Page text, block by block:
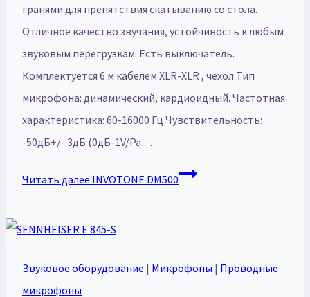
гранями для препятствия скатыванию со стола.
Отличное качество звучания, устойчивость к любым
звуковым перегрузкам. Есть выключатель.
Комплектуется 6 м кабелем XLR-XLR , чехол Тип
микрофона: динамический, кардиоидный. Частотная
характеристика: 60-16000 Гц Чувствительность:
-50дБ+/- 3дБ (0дБ-1V/Pa…
Читать далее INVOTONE DM500
Звуковое оборудование | Микрофоны | Проводные
микрофоны